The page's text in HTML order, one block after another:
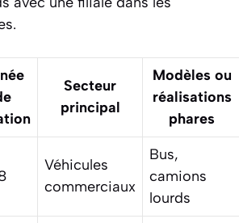
Secteur
principal
Modèles ou
réalisations
phares
Véhicules
commerciaux
Bus,
camions
lourds